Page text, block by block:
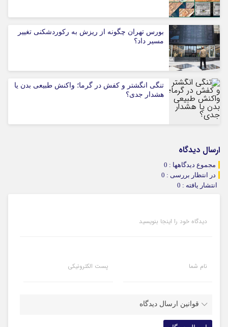
بورس تهران چگونه از ریزش به رکوردشکنی تغییر
مسیر داد؟
تنگی انگشتر و کفش در گرما؛ واکنش طبیعی بدن یا
هشدار جدی؟
ارسال دیدگاه
مجموع دیدگاهها : 0
در انتظار بررسی : 0
انتشار یافته : 0
دیدگاه خود را اینجا بنویسید
نام شما پست الکترونیکی
قوانین ارسال دیدگاه